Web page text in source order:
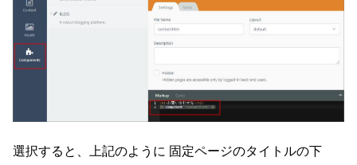
選択すると、上記のように 固定ページのタイトルの下